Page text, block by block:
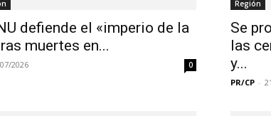
defiende el «imperio de la
muertes en...
2026 0
Región
Se
las
y...
PR/CP -